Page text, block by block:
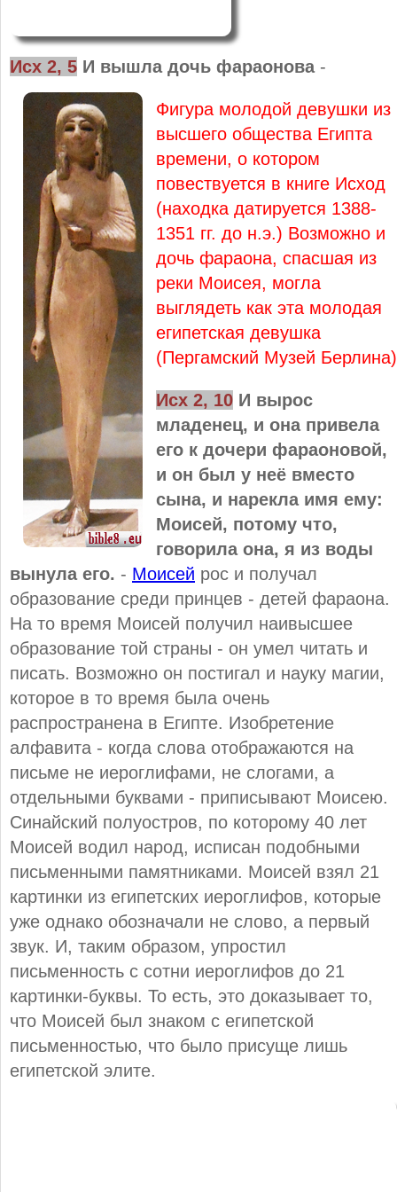
Исх 2, 5 И вышла дочь фараонова-
Фигура молодой девушки из
высшего общества Египта
времени, о котором
повествуется в книге Исход
(находка датируется 1388-
1351 гг. до н.э.) Возможно и
дочь фараона, спасшая из
реки Моисея, могла
выглядеть как эта молодая
египетская девушка
(Пергамский Музей Берлина)
Исх 2, 10 И вырос
младенец, и она привела
его к дочери фараоновой,
и он был у неё вместо
сына, и нарекла имя ему:
Моисей, потому что,
говорила она, я из воды
вынула его. - Моисей рос и получал
образование среди принцев - детей фараона.
На то время Моисей получил наивысшее
образование той страны - он умел читать и
писать. Возможно он постигал и науку магии,
которое в то время была очень
распространена в Египте. Изобретение
алфавита - когда слова отображаются на
письме не иероглифами, не слогами, а
отдельными буквами - приписывают Моисею.
Синайский полуостров, по которому 40 лет
Моисей водил народ, исписан подобными
письменными памятниками. Моисей взял 21
картинки из египетских иероглифов, которые
уже однако обозначали не слово, а первый
звук. И, таким образом, упростил
письменность с сотни иероглифов до 21
картинки-буквы. То есть, это доказывает то,
что Моисей был знаком с египетской
письменностью, что было присуще лишь
египетской элите.